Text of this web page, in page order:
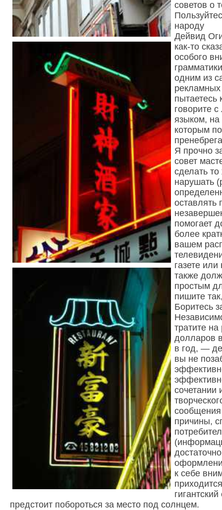
советов о
народу
Дейвид
как-то
особого
одним из
пытаетесь
говорите
языком,
которым
Я прочно
совет
сделать
нарушать
оставлять
помогает
более
вашем
газете
также
простым
пишите
Боритесь
тратите
долларов
в год, —
вы не
сочетании
сообщения
причины,
к себе
предстоит побороться за место под солнцем.